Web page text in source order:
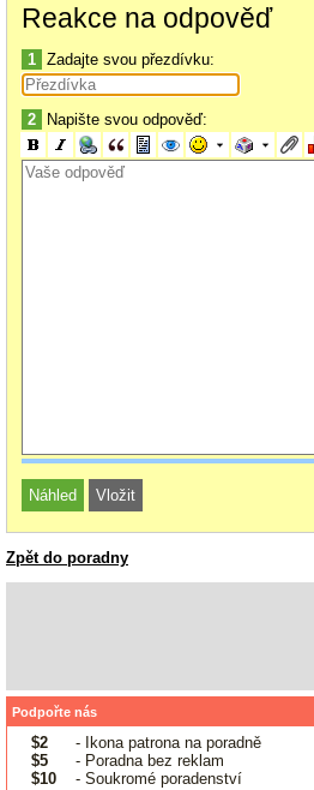
Reakce na odpověď
1 Zadajte svou přezdívku:
2 Napište svou odpověď:
Zpět do poradny
Podpořte nás
$2
- Ikona patrona na poradně
$5
- Poradna bez reklam
$10
- Soukromé poradenství